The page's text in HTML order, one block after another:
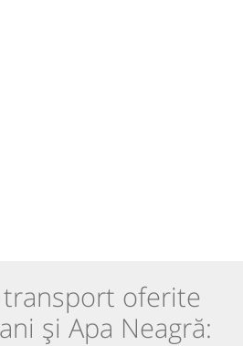
transport oferite
și Apa Neagră: